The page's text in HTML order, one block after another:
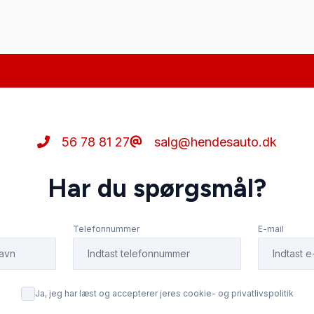
56 78 81 27 salg@hendesauto.dk
Har du spørgsmål?
Telefonnummer E-mail
Ja, jeg har læst og accepterer jeres cookie- og privatlivspolitik